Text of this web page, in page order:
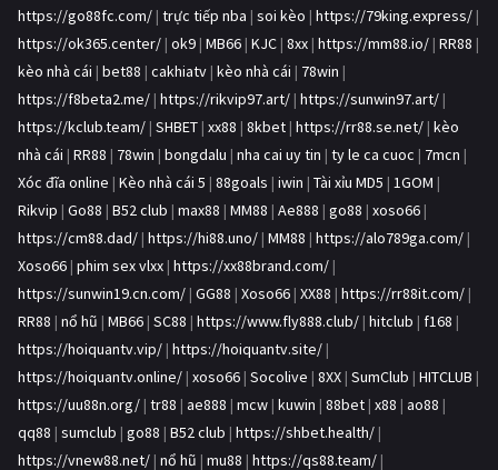
https://go88fc.com/ | trực tiếp nba | soi kèo | https://79king.express/ |
https://ok365.center/ | ok9 | MB66 | KJC | 8xx | https://mm88.io/ | RR88 |
kèo nhà cái | bet88 | cakhiatv | kèo nhà cái | 78win |
https://f8beta2.me/ | https://rikvip97.art/ | https://sunwin97.art/ |
https://kclub.team/ | SHBET | xx88 | 8kbet | https://rr88.se.net/ | kèo
nhà cái | RR88 | 78win | bongdalu | nha cai uy tin | ty le ca cuoc | 7mcn |
Xóc đĩa online | Kèo nhà cái 5 | 88goals | iwin | Tài xỉu MD5 | 1GOM |
Rikvip | Go88 | B52 club | max88 | MM88 | Ae888 | go88 | xoso66 |
https://cm88.dad/ | https://hi88.uno/ | MM88 | https://alo789ga.com/ |
Xoso66 | phim sex vlxx | https://xx88brand.com/ |
https://sunwin19.cn.com/ | GG88 | Xoso66 | XX88 | https://rr88it.com/ |
RR88 | nổ hũ | MB66 | SC88 | https://www.fly888.club/ | hitclub | f168 |
https://hoiquantv.vip/ | https://hoiquantv.site/ |
https://hoiquantv.online/ | xoso66 | Socolive | 8XX | SumClub | HITCLUB |
https://uu88n.org/ | tr88 | ae888 | mcw | kuwin | 88bet | x88 | ao88 |
qq88 | sumclub | go88 | B52 club | https://shbet.health/ |
https://vnew88.net/ | nổ hũ | mu88 | https://qs88.team/ |